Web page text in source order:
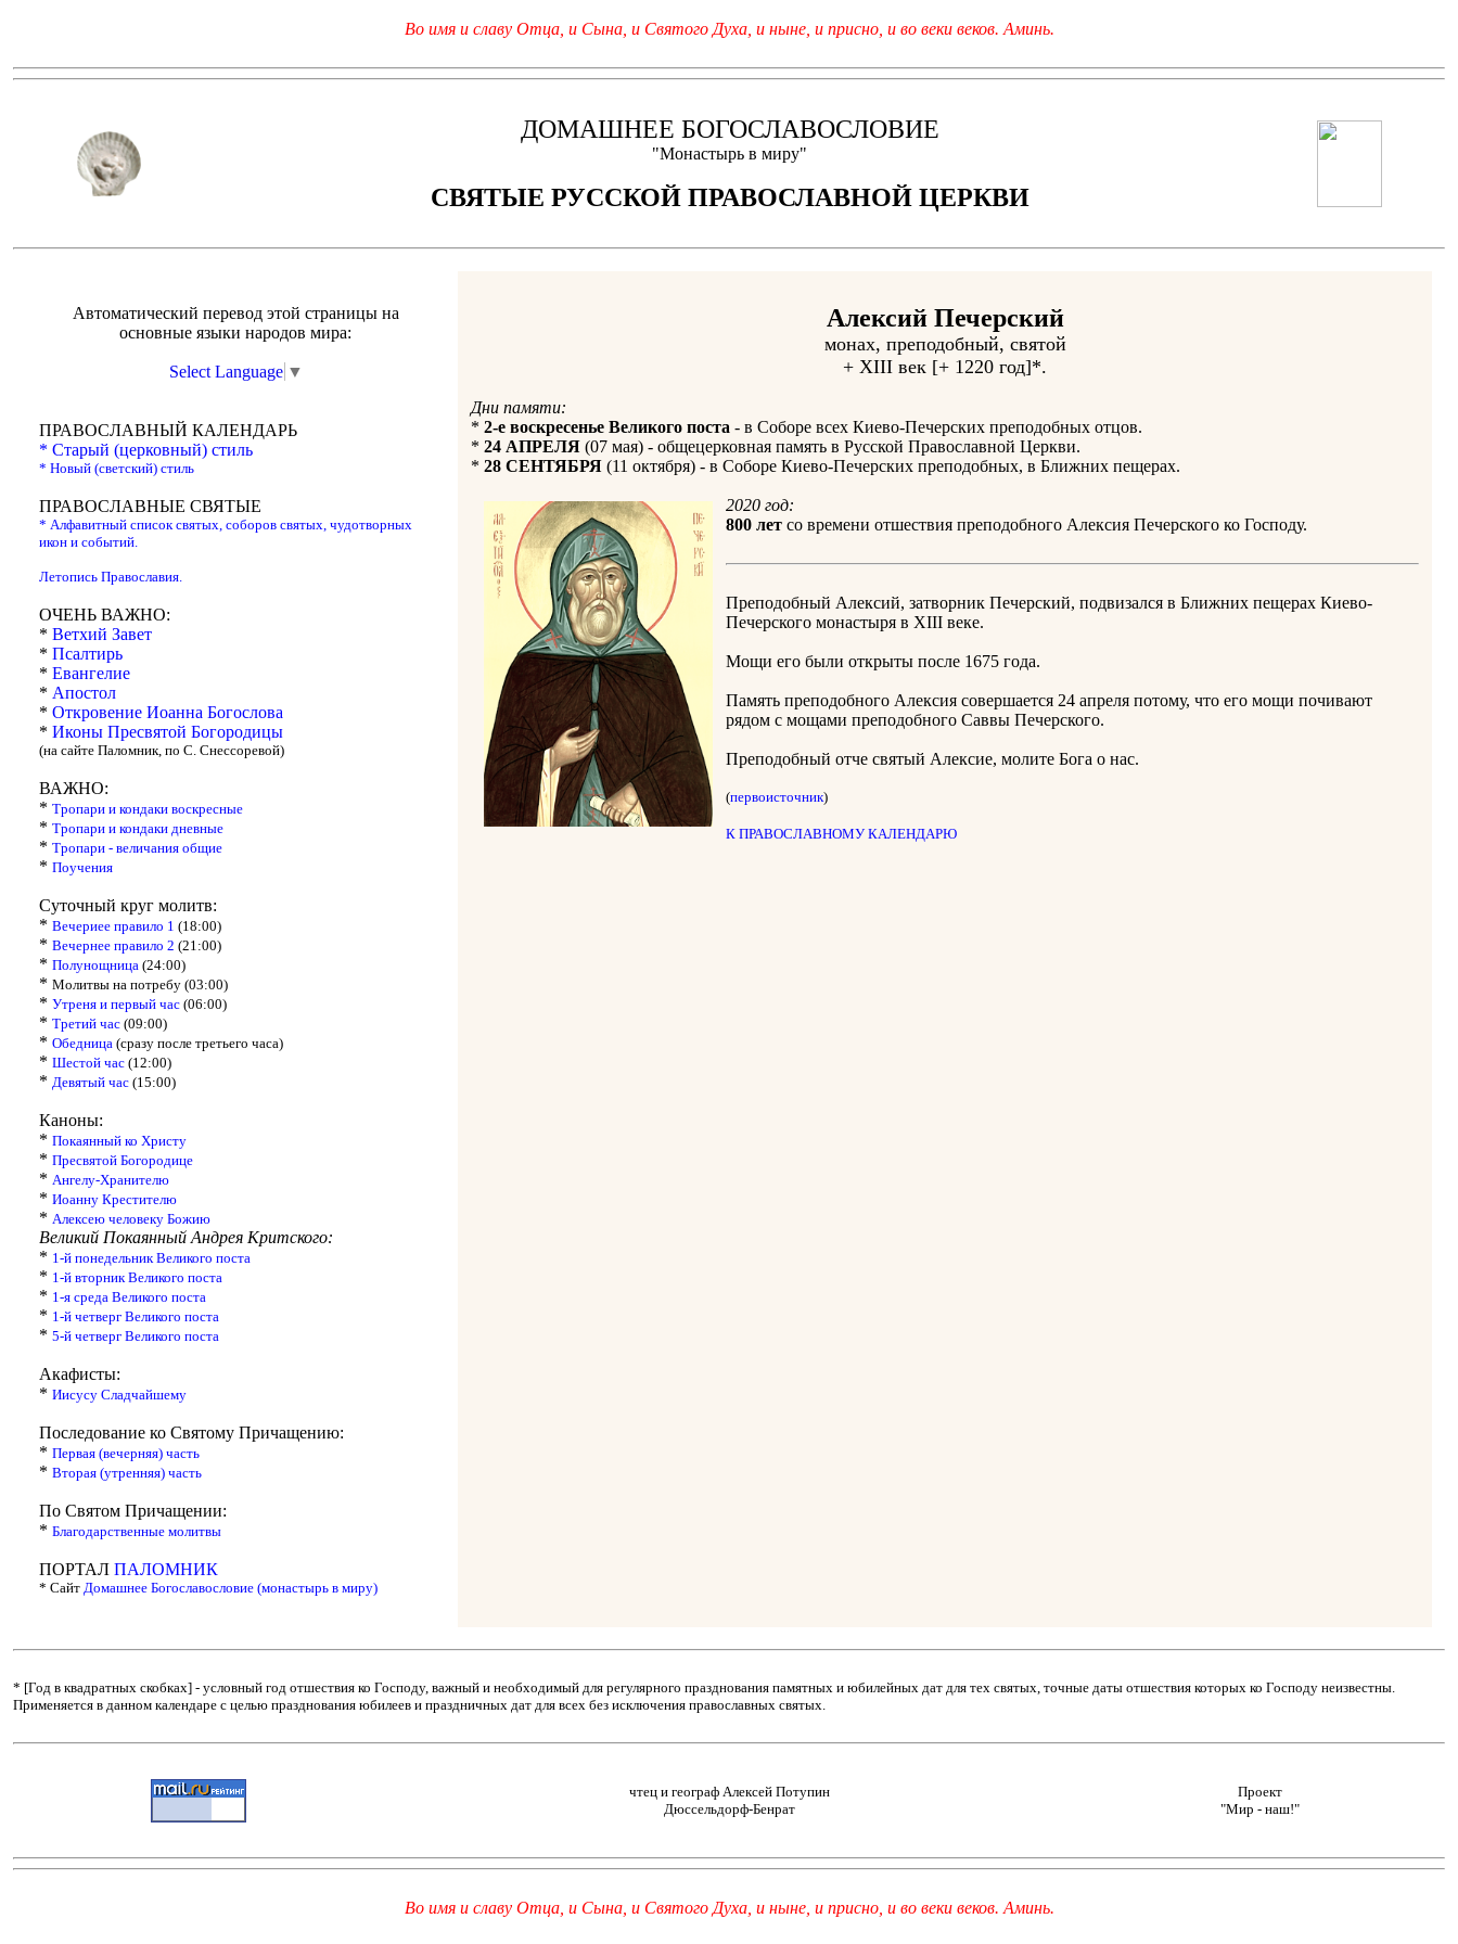
Во имя и славу Отца, и Сына, и Святого Духа, и ныне, и присно, и во веки веков. Аминь.
ДОМАШНЕЕ БОГОСЛАВОСЛОВИЕ
"Монастырь в миру"
СВЯТЫЕ РУССКОЙ ПРАВОСЛАВНОЙ ЦЕРКВИ
Автоматический перевод этой страницы на
основные языки народов мира:
Select Language ▼
ПРАВОСЛАВНЫЙ КАЛЕНДАРЬ
* Старый (церковный) стиль
* Новый (светский) стиль
ПРАВОСЛАВНЫЕ СВЯТЫЕ
* Алфавитный список святых, соборов святых, чудотворных
икон и событий.
Летопись Православия.
ОЧЕНЬ ВАЖНО:
* Ветхий Завет
* Псалтирь
* Евангелие
* Апостол
* Откровение Иоанна Богослова
* Иконы Пресвятой Богородицы
(на сайте Паломник, по С. Снессоревой)
ВАЖНО:
* Тропари и кондаки воскресные
* Тропари и кондаки дневные
* Тропари - величания общие
* Поучения
Суточный круг молитв:
* Вечериее правило 1 (18:00)
* Вечернее правило 2 (21:00)
* Полунощница (24:00)
* Молитвы на потребу (03:00)
* Утреня и первый час (06:00)
* Третий час (09:00)
* Обедница (сразу после третьего часа)
* Шестой час (12:00)
* Девятый час (15:00)
Каноны:
* Покаянный ко Христу
* Пресвятой Богородице
* Ангелу-Хранителю
* Иоанну Крестителю
* Алексею человеку Божию
Великий Покаянный Андрея Критского:
* 1-й понедельник Великого поста
* 1-й вторник Великого поста
* 1-я среда Великого поста
* 1-й четверг Великого поста
* 5-й четверг Великого поста
Акафисты:
* Иисусу Сладчайшему
Последование ко Святому Причащению:
* Первая (вечерняя) часть
* Вторая (утренняя) часть
По Святом Причащении:
* Благодарственные молитвы
ПОРТАЛ ПАЛОМНИК
* Сайт Домашнее Богославословие (монастырь в миру)
Алексий Печерский
монах, преподобный, святой
+ XIII век [+ 1220 год]*.
Дни памяти:
* 2-е воскресенье Великого поста - в Соборе всех Киево-Печерских преподобных отцов.
* 24 АПРЕЛЯ (07 мая) - общецерковная память в Русской Православной Церкви.
* 28 СЕНТЯБРЯ (11 октября) - в Соборе Киево-Печерских преподобных, в Ближних пещерах.
2020 год:
800 лет со времени отшествия преподобного Алексия Печерского ко Господу.
Преподобный Алексий, затворник Печерский, подвизался в Ближних пещерах Киево-
Печерского монастыря в XIII веке.
Мощи его были открыты после 1675 года.
Память преподобного Алексия совершается 24 апреля потому, что его мощи почивают
рядом с мощами преподобного Саввы Печерского.
Преподобный отче святый Алексие, молите Бога о нас.
(первоисточник)
К ПРАВОСЛАВНОМУ КАЛЕНДАРЮ
* [Год в квадратных скобках] - условный год отшествия ко Господу, важный и необходимый для регулярного празднования памятных и юбилейных дат для тех святых, точные даты отшествия которых ко Господу неизвестны.
Применяется в данном календаре с целью празднования юбилеев и праздничных дат для всех без исключения православных святых.
чтец и географ Алексей Потупин
Дюссельдорф-Бенрат
Проект
"Мир - наш!"
Во имя и славу Отца, и Сына, и Святого Духа, и ныне, и присно, и во веки веков. Аминь.